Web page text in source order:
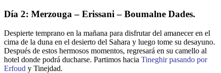
Día 2: Merzouga – Erissani – Boumalne Dades.
Despierte temprano en la mañana para disfrutar del amanecer en el
cima de la duna en el desierto del Sahara y luego tome su desayuno.
Después de estos hermosos momentos, regresará en su camello al
hotel donde podrá ducharse. Partimos hacia Tineghir pasando por
Erfoud y Tinejdad.